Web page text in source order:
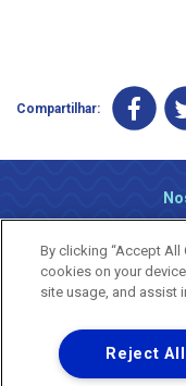
Compartilhar:
Uma
By clicking “Accept
cookies on your
site usage, and assist
Reject All